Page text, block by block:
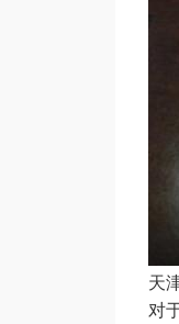
天
对